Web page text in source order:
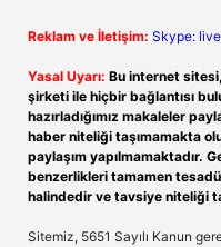
Reklam ve İletişim: Skype:
Yasal Uyarı: Bu internet
şirketi ile hiçbir bağlantısı
hazırladığımız makaleler
haber niteliği taşımamakta
paylaşım yapılmamaktadır.
benzerlikleri tamamen
halindedir ve tavsiye niteliği
Sitemiz, 5651 Sayılı Kanun